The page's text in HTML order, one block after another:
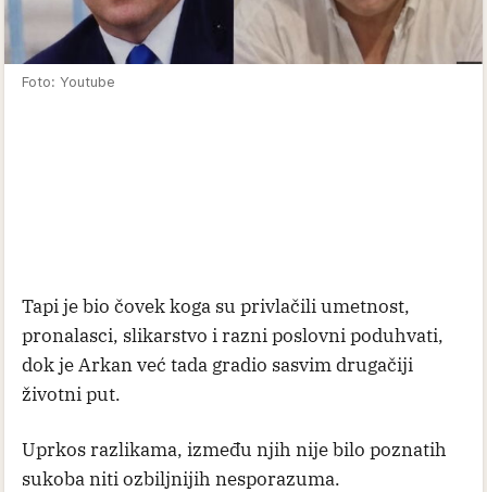
Foto: Youtube
Tapi je bio čovek koga su privlačili umetnost,
pronalasci, slikarstvo i razni poslovni poduhvati,
dok je Arkan već tada gradio sasvim drugačiji
životni put.
Uprkos razlikama, između njih nije bilo poznatih
sukoba niti ozbiljnijih nesporazuma.